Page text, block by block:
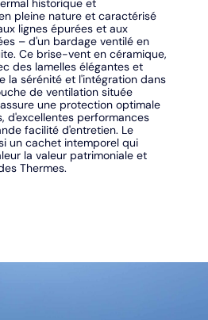
historique et
pleine nature et caractérisé
lignes épurées et aux
– d'un bardage ventilé en
Ce brise-vent en céramique,
des lamelles élégantes et
la sérénité et l'intégration dans
de ventilation située
une protection optimale
d'excellentes performances
facilité d'entretien. Le
un cachet intemporel qui
la valeur patrimoniale et
Thermes.